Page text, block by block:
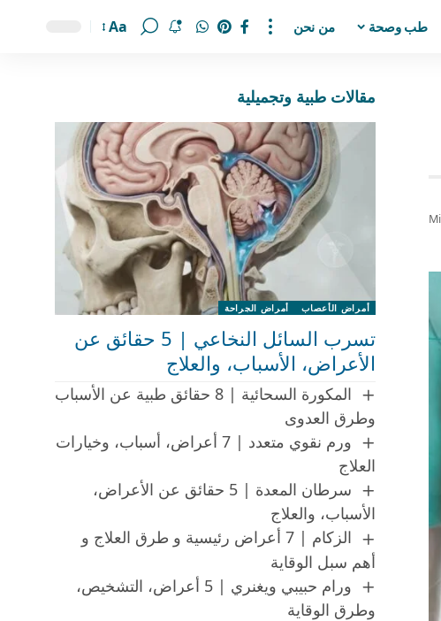
طب وصحة من نحن Aa
مقالات طبية وتجميلية
أمراض الأعصاب أمراض الجراحة
تسرب السائل النخاعي | 5 حقائق عن
الأعراض، الأسباب، والعلاج
المكورة السحائية | 8 حقائق طبية عن الأسباب
وطرق العدوى
ورم نقوي متعدد | 7 أعراض، أسباب، وخيارات
العلاج
سرطان المعدة | 5 حقائق عن الأعراض،
الأسباب، والعلاج
الزكام | 7 أعراض رئيسية و طرق العلاج و
أهم سبل الوقاية
ورام حبيبي ويغنري | 5 أعراض، التشخيص،
وطرق الوقاية